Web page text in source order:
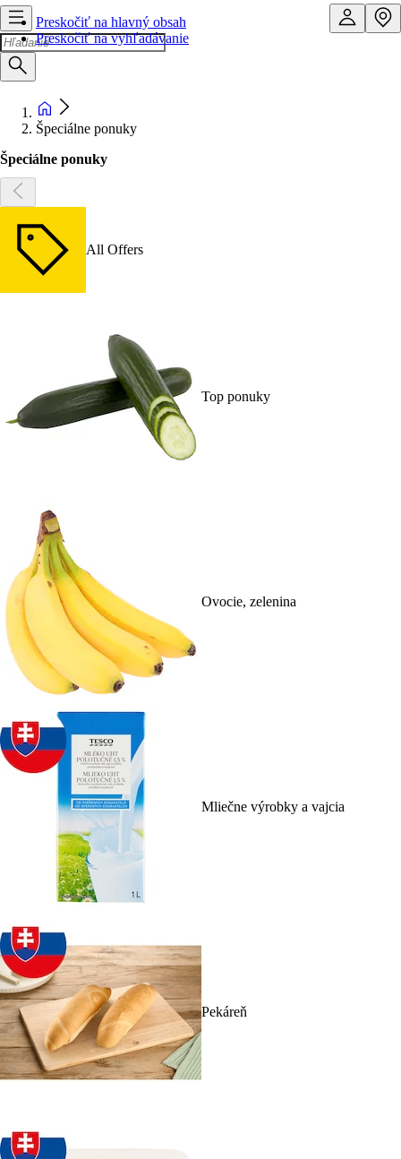
Preskočiť na hlavný obsah
Preskočiť na vyhľadávanie
Špeciálne ponuky
Špeciálne ponuky
All Offers
Top ponuky
Ovocie, zelenina
Mliečne výrobky a vajcia
Pekáreň